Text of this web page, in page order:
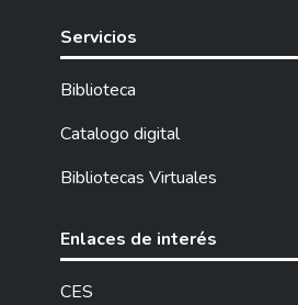
Servicios
Biblioteca
Catalogo digital
Bibliotecas Virtuales
Enlaces de interés
CES